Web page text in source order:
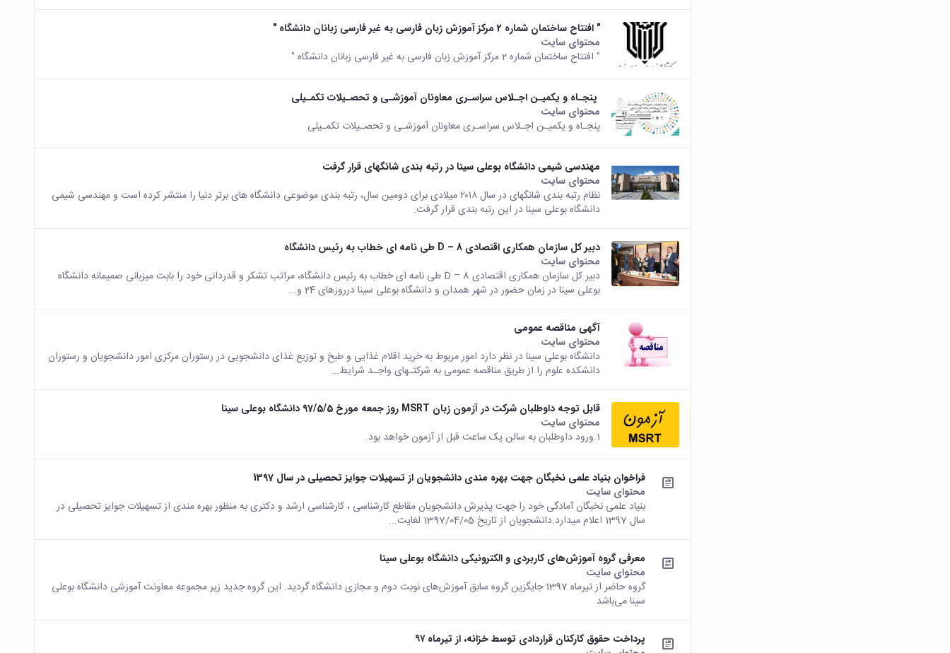
" افتتاح ساختمان شماره 2 مرکز آموزش زبان فارسی به غیر فارسی زبانان دانشگاه "
محتوای سایت
" افتتاح ساختمان شماره 2 مرکز آموزش زبان فارسی به غیر فارسی زبانان دانشگاه "
پنجـاه و یکمیـن اجـلاس سراسـری معاونان آموزشـی و تحصـیلات تکمـیلی
محتوای سایت
پنجـاه و یکمیـن اجـلاس سراسـری معاونان آموزشـی و تحصـیلات تکمـیلی
مهندسی شیمی دانشگاه بوعلی سینا در رتبه بندی شانگهای قرار گرفت
محتوای سایت
نظام رتبه بندی شانگهای در سال ۲۰۱۸ میلادی برای دومین سال، رتبه بندی موضوعی دانشگاه های برتر دنیا را منتشر کرده است و مهندسی شیمی
دانشگاه بوعلی سینا در این رتبه بندی قرار گرفت.
دبیر کل سازمان همکاری اقتصادی D – 8 طی نامه ای خطاب به رئیس دانشگاه
محتوای سایت
دبیر کل سازمان همکاری اقتصادی D – 8 طی نامه ای خطاب به رئیس دانشگاه، مراتب تشکر و قدردانی خود را بابت میزبانی صمیمانه دانشگاه
بوعلی سینا در زمان حضور در شهر همدان و دانشگاه بوعلی سینا درروزهای 24 و...
آگهی مناقصه عمومی
محتوای سایت
دانشگاه بوعلی سینا در نظر دارد امور مربوط به خرید اقلام غذایی و طبخ و توزیع غذای دانشجویی در رستوران مرکزی امور دانشجویان و رستوران
دانشکده علوم را از طریق مناقصه عمومی به شرکتـهای واجـد شرایط...
قابل توجه داوطلبان شرکت در آزمون زبان MSRT روز جمعه مورخ 97/5/5 دانشگاه بوعلی سینا
محتوای سایت
1.ورود داوطلبان به سالن یک ساعت قبل از آزمون خواهد بود.
فراخوان بنیاد علمی نخبگان جهت بهره مندی دانشجویان از تسهیلات جوایز تحصیلی در سال 1397
محتوای سایت
بنیاد علمی نخبگان آمادگی خود را جهت پذیرش دانشجویان مقاطع کارشناسی ، کارشناسی ارشد و دکتری به منظور بهره مندی از تسهیلات جوایز تحصیلی در
سال 1397 اعلام میدارد.دانشجویان از تاریخ 1397/04/05 لغایت...
معرفی گروه آموزش‌های کاربردی و الکترونیکی دانشگاه بوعلی سینا
محتوای سایت
گروه حاضر از تیرماه 1397 جایگزین گروه سابق آموزش‌های نوبت دوم و مجازی دانشگاه گردید. این گروه جدید زیر مجموعه معاونت آموزشی دانشگاه بوعلی
سینا می‌باشد
پرداخت حقوق کارکنان قراردادی توسط خزانه، از تیرماه ۹۷